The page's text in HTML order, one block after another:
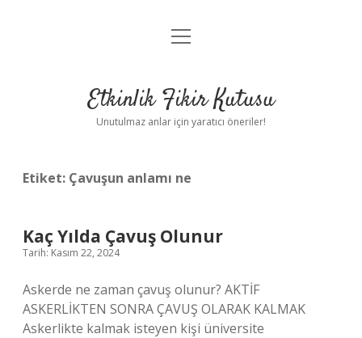
Anasayfa
Yasal Uyarı
menüyü
Etkinlik Fikir Kutusu
Unutulmaz anlar için yaratıcı öneriler!
Etiket: Çavuşun anlamı ne
Kaç Yılda Çavuş Olunur
Tarih: Kasım 22, 2024
Askerde ne zaman çavuş olunur? AKTİF
ASKERLİKTEN SONRA ÇAVUŞ OLARAK KALMAK
Askerlikte kalmak isteyen kişi üniversite